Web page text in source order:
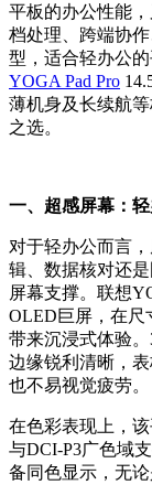
平板的办公性能
档处理、跨端协
型，适合轻办公
YOGA Pad Pro
薄机身及长续航
之选。
一、 超感屏幕：
对于轻办公而言
辑、数据核对还
屏幕支撑。联想
OLED巨屏，在尺
带来沉浸式体验
边缘锐利清晰，
也不易视觉疲劳。
在色彩表现上，
与DCI-P3广色域
备同色显示，无